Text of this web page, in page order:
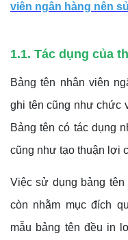
viên ngân hàng nên
1.1. Tác dụng của
Bảng tên nhân viên
ghi tên cũng như chức
Bảng tên có tác dụng
cũng như tạo thuận lợi
Việc sử dụng bảng
còn nhằm mục đích
mẫu bảng tên đều in